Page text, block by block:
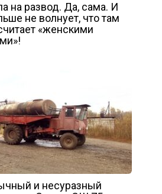
на развод. Да, сама. И
не волнует, что там
«женскими
и несуразный